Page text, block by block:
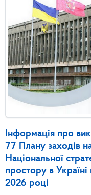
Інформація про
77 Плану заходів
Національної
простору в
2026 році